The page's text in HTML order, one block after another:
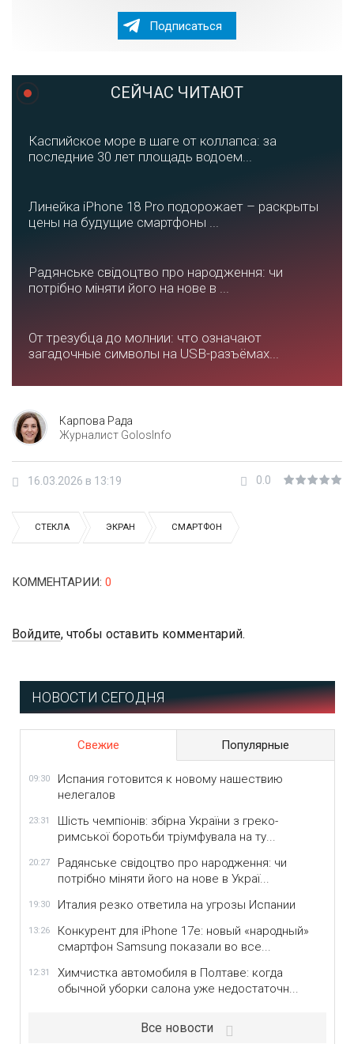
Подписаться
СЕЙЧАС ЧИТАЮТ
Каспийское море в шаге от коллапса: за
последние 30 лет площадь водоем...
Линейка iPhone 18 Pro подорожает – раскрыты
цены на будущие смартфоны ...
Радянське свідоцтво про народження: чи
потрібно міняти його на нове в ...
От трезубца до молнии: что означают
загадочные символы на USB-разъёмах...
Карпова Рада
Журналист GolosInfo
16.03.2026 в 13:19 0.0
СТЕКЛА ЭКРАН СМАРТФОН
КОММЕНТАРИИ: 0
Войдите, чтобы оставить комментарий.
НОВОСТИ СЕГОДНЯ
Свежие Популярные
09:30
Испания готовится к новому нашествию
нелегалов
23:31
Шість чемпіонів: збірна України з греко-
римської боротьби тріумфувала на ту...
20:27
Радянське свідоцтво про народження: чи
потрібно міняти його на нове в Украї...
19:30 Италия резко ответила на угрозы Испании
13:26
Конкурент для iPhone 17e: новый «народный»
смартфон Samsung показали во все...
12:31
Химчистка автомобиля в Полтаве: когда
обычной уборки салона уже недостаточн...
Все новости